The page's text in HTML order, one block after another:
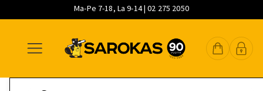
Ma-Pe 7-18, La 9-14 | 02 275 2050
navigointiin
sisältöön
pääsisältöön